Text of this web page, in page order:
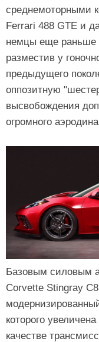
среднемоторными
Ferrari 488 GTE и
немцы еще раньше
разместив у
предыдущего
оппозитную
высвобождения
огромного
Базовым силовым
Corvette Stingray
которого
качестве